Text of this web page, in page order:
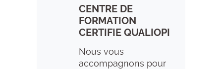
CENTRE DE
FORMATION
CERTIFIE QUALIOPI
Nous vous
accompagnons pour